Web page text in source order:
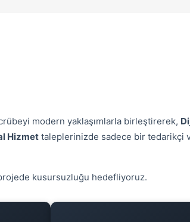
modern yaklaşımlarla birleştirerek,
Hizmet taleplerinizde sadece bir tedarikçi
kusursuzluğu hedefliyoruz.